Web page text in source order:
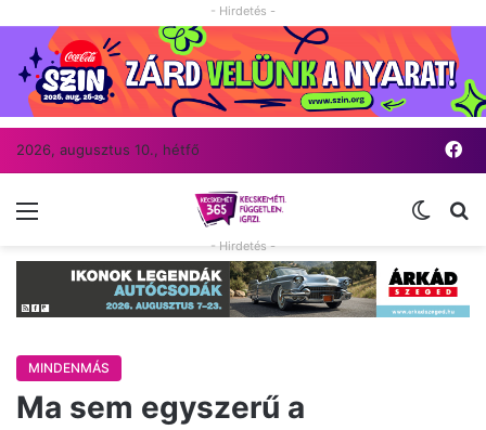
- Hirdetés -
2026, augusztus 10., hétfő
Menü
- Hirdetés -
MINDENMÁS
Ma sem egyszerű a